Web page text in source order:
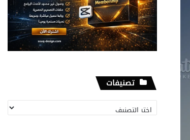
تصنيفات
تصنيفات